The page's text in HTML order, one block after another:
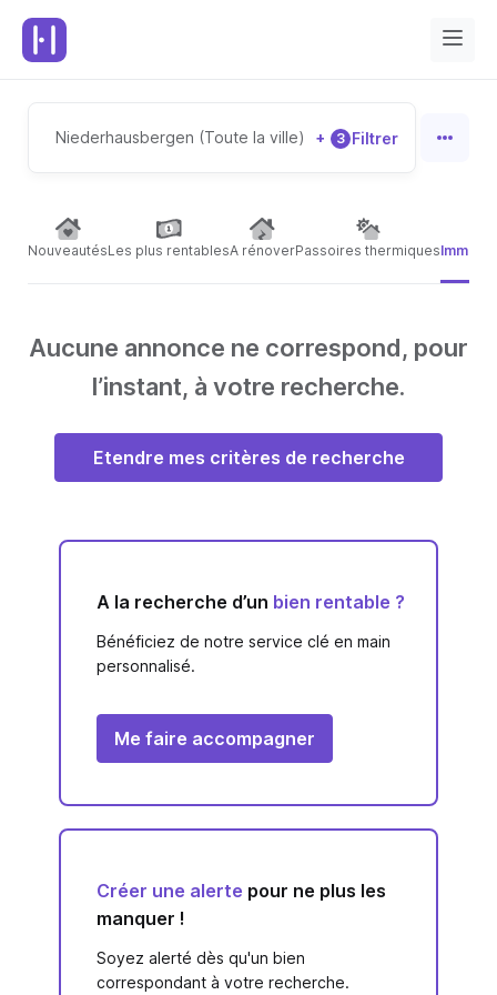
Niederhausbergen (Toute la ville) + 3 Filtrer
NouveautésLes plus rentablesA rénoverPassoires thermiques
Aucune annonce ne correspond, pour
l’instant, à votre recherche.
Etendre mes critères de recherche
A la recherche d’un bien rentable ?
Bénéficiez de notre service clé en main
personnalisé.
Me faire accompagner
Créer une alerte pour ne plus les
manquer !
Soyez alerté dès qu'un bien
correspondant à votre recherche.